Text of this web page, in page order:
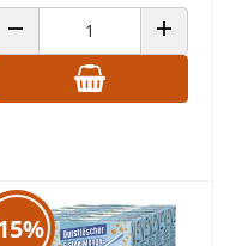
ANZAHL VERRINGERN ANZAHL